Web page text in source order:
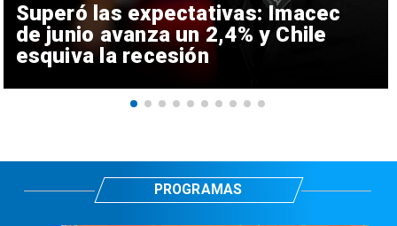
Superó las expectativas: Imacec
de junio avanza un 2,4% y Chile
esquiva la recesión
PROGRAMAS